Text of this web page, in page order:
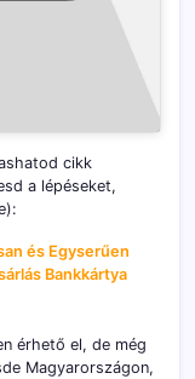
cikk
a lépéseket,
és Egyserűen
Bankkártya
érhető el, de még
Magyarországon,